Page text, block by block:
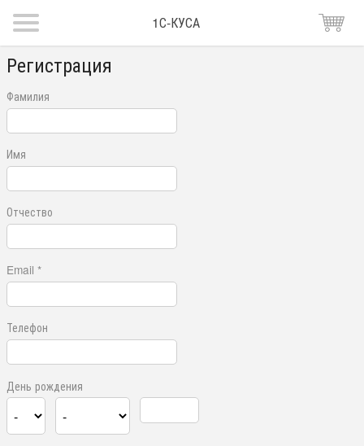
1С-КУСА
Регистрация
Фамилия
Имя
Отчество
Email *
Телефон
День рождения